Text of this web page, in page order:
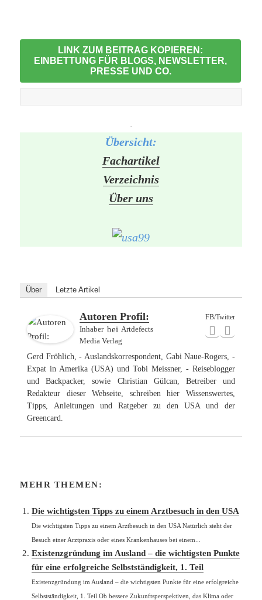
LINK ZUM BEITRAG KOPIEREN:
EINBETTUNG FÜR BLOGS, NEWSLETTER,
PRESSE UND CO.
-
Übersicht:
Fachartikel
Verzeichnis
Über uns
Über Letzte Artikel
FB/Twitter
Autoren Profil:
Inhaberbei Artdefects
Media Verlag
Gerd Fröhlich, - Auslandskorrespondent, Gabi Naue-Rogers, -
Expat in Amerika (USA) und Tobi Meissner, - Reiseblogger
und Backpacker, sowie Christian Gülcan, Betreiber und
Redakteur dieser Webseite, schreiben hier Wissenswertes,
Tipps, Anleitungen und Ratgeber zu den USA und der
Greencard.
MEHR THEMEN:
Die wichtigsten Tipps zu einem Arztbesuch in den USA
Die wichtigsten Tipps zu einem Arztbesuch in den USA Natürlich steht der
Besuch einer Arztpraxis oder eines Krankenhauses bei einem...
Existenzgründung im Ausland – die wichtigsten Punkte
für eine erfolgreiche Selbstständigkeit, 1. Teil
Existenzgründung im Ausland – die wichtigsten Punkte für eine erfolgreiche
Selbstständigkeit, 1. Teil Ob bessere Zukunftsperspektiven, das Klima oder